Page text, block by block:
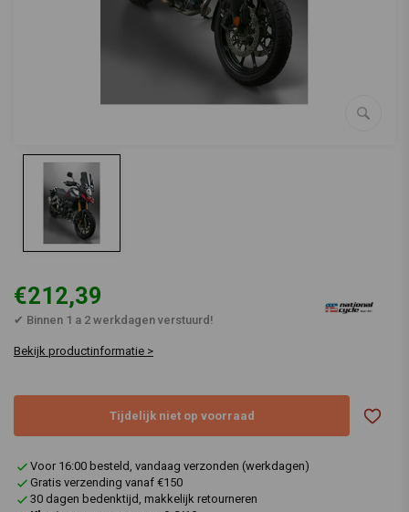
€212,39
✔ Binnen 1 a 2 werkdagen verstuurd!
Bekijk productinformatie >
Tijdelijk niet op voorraad
Voor 16:00 besteld, vandaag verzonden (werkdagen)
Gratis verzending vanaf €150
30 dagen bedenktijd, makkelijk retourneren